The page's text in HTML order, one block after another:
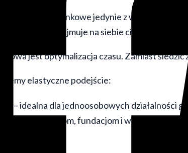
biuro rachunkowe jedynie z wysyłaniem
przejmuje na siebie ciężar
jest optymalizacja czasu. Zamiast
elastyczne podejście:
– idealna dla jednoosobowych działalności
spółkom, fundacjom i większym